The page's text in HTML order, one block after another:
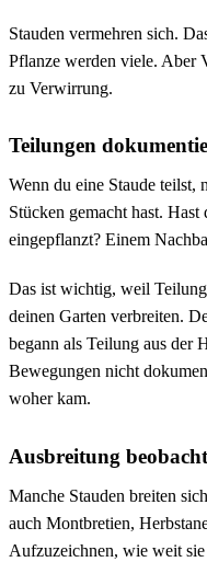
Stauden vermehren sich.
Pflanze werden viele. Aber
zu Verwirrung.
Teilungen
Wenn du eine Staude teilst,
Stücken gemacht hast.
eingepflanzt? Einem
Das ist wichtig, weil
deinen Garten verbreiten.
begann als Teilung aus der
Bewegungen nicht
woher kam.
Ausbreitung
Manche Stauden breiten
auch Montbretien,
Aufzuzeichnen, wie weit sie